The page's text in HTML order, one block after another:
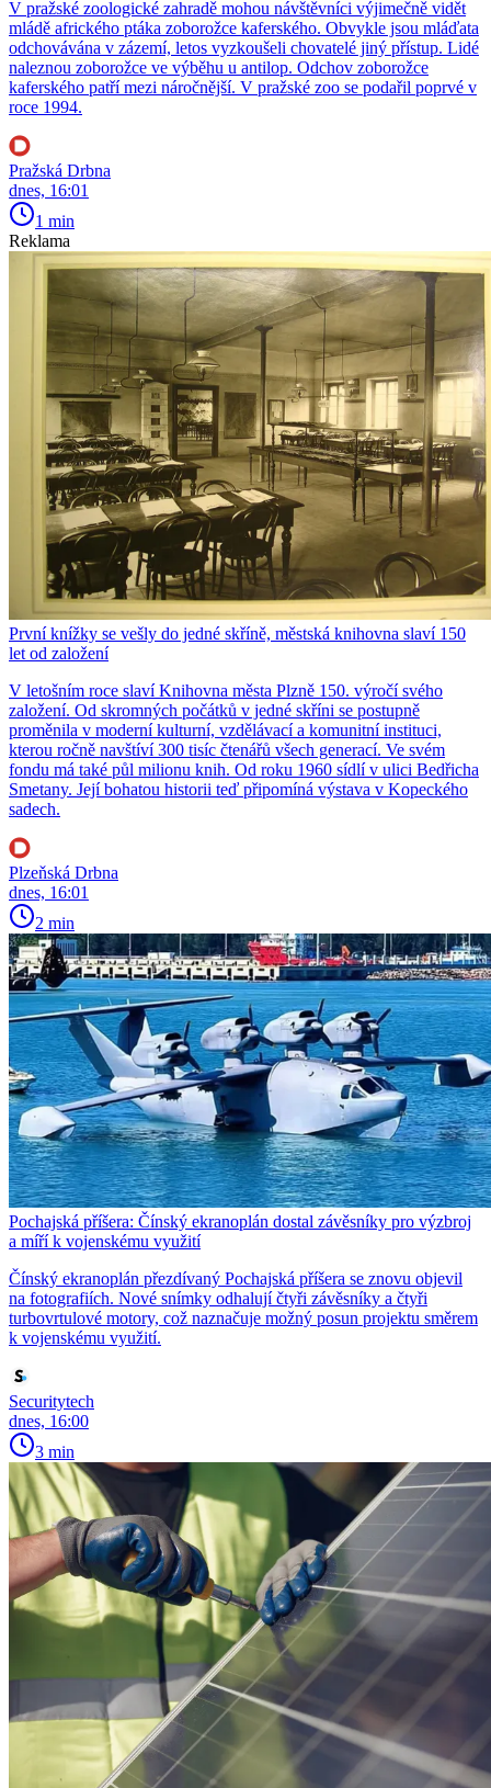
V pražské zoologické zahradě mohou návštěvníci výjimečně vidět
mládě afrického ptáka zoborožce kaferského. Obvykle jsou mláďata
odchovávána v zázemí, letos vyzkoušeli chovatelé jiný přístup. Lidé
naleznou zoborožce ve výběhu u antilop. Odchov zoborožce
kaferského patří mezi náročnější. V pražské zoo se podařil poprvé v
roce 1994.
Pražská Drbna
dnes, 16:01
1 min
Reklama
První knížky se vešly do jedné skříně, městská knihovna slaví 150
let od založení
V letošním roce slaví Knihovna města Plzně 150. výročí svého
založení. Od skromných počátků v jedné skříni se postupně
proměnila v moderní kulturní, vzdělávací a komunitní instituci,
kterou ročně navštíví 300 tisíc čtenářů všech generací. Ve svém
fondu má také půl milionu knih. Od roku 1960 sídlí v ulici Bedřicha
Smetany. Její bohatou historii teď připomíná výstava v Kopeckého
sadech.
Plzeňská Drbna
dnes, 16:01
2 min
Pochajská příšera: Čínský ekranoplán dostal závěsníky pro výzbroj
a míří k vojenskému využití
Čínský ekranoplán přezdívaný Pochajská příšera se znovu objevil
na fotografiích. Nové snímky odhalují čtyři závěsníky a čtyři
turbovrtulové motory, což naznačuje možný posun projektu směrem
k vojenskému využití.
Securitytech
dnes, 16:00
3 min